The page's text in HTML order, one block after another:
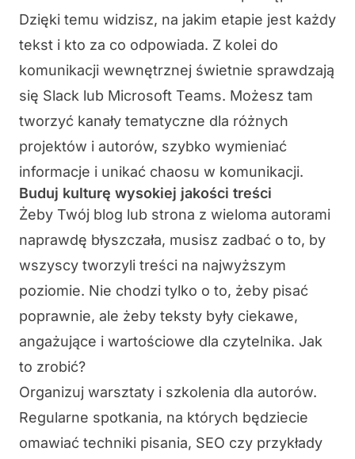
Dzięki temu widzisz, na jakim etapie jest każdy
tekst i kto za co odpowiada. Z kolei do
komunikacji wewnętrznej świetnie sprawdzają
się Slack lub Microsoft Teams. Możesz tam
tworzyć kanały tematyczne dla różnych
projektów i autorów, szybko wymieniać
informacje i unikać chaosu w komunikacji.
Buduj kulturę wysokiej jakości treści
Żeby Twój blog lub strona z wieloma autorami
naprawdę błyszczała, musisz zadbać o to, by
wszyscy tworzyli treści na najwyższym
poziomie. Nie chodzi tylko o to, żeby pisać
poprawnie, ale żeby teksty były ciekawe,
angażujące i wartościowe dla czytelnika. Jak
to zrobić?
Organizuj warsztaty i szkolenia dla autorów.
Regularne spotkania, na których będziecie
omawiać techniki pisania, SEO czy przykłady